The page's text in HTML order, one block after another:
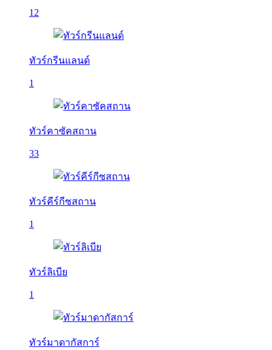
12
ทัวร์กรีนแลนด์
1
ทัวร์คาซัคสถาน
33
ทัวร์คีร์กีซสถาน
1
ทัวร์ลิเบีย
1
ทัวร์มาดากัสการ์